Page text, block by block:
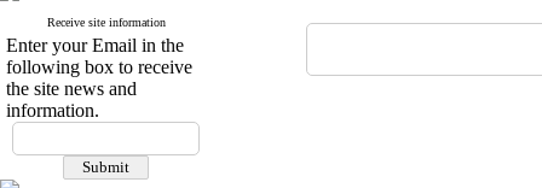
Receive site information
Enter your Email in the
following box to receive
the site news and
information.